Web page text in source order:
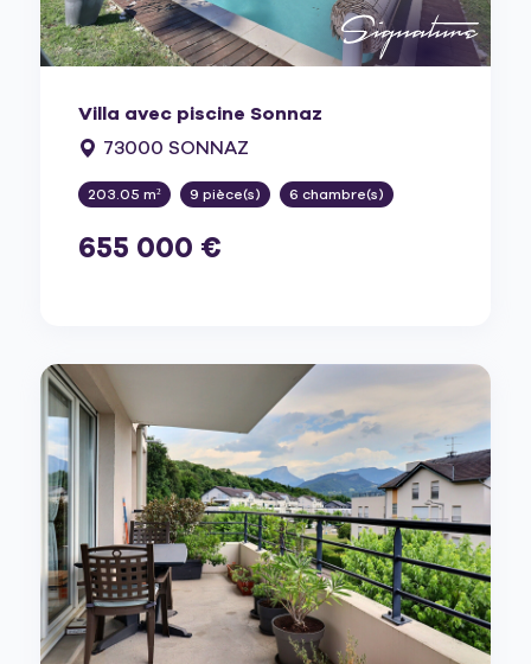
Villa avec piscine Sonnaz
73000 SONNAZ
203.05 m² 9 pièce(s) 6 chambre(s)
655 000 €